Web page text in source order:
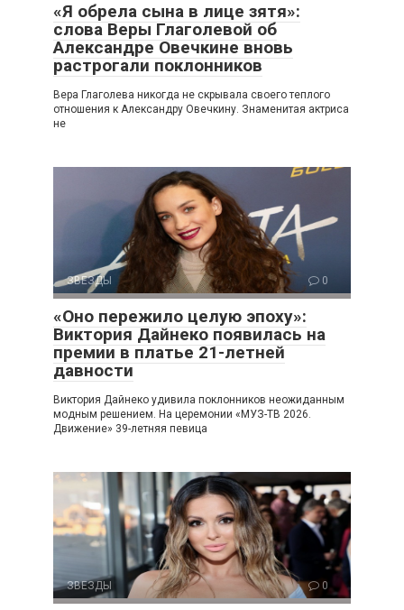
«Я обрела сына в лице зятя»:
слова Веры Глаголевой об
Александре Овечкине вновь
растрогали поклонников
Вера Глаголева никогда не скрывала своего теплого
отношения к Александру Овечкину. Знаменитая актриса
не
ЗВЕЗДЫ 0
«Оно пережило целую эпоху»:
Виктория Дайнеко появилась на
премии в платье 21-летней
давности
Виктория Дайнеко удивила поклонников неожиданным
модным решением. На церемонии «МУЗ-ТВ 2026.
Движение» 39-летняя певица
ЗВЕЗДЫ 0